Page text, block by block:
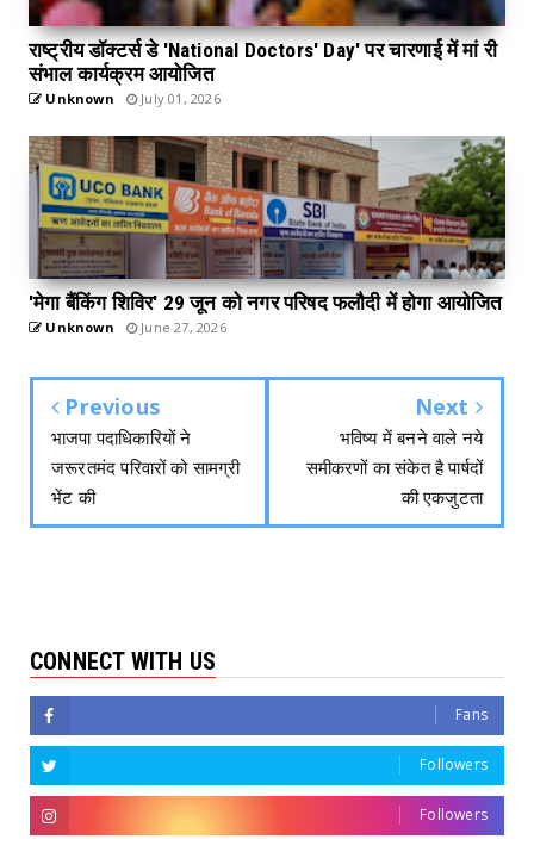
राष्ट्रीय डॉक्टर्स डे 'National Doctors' Day' पर चारणाई में मां री
संभाल कार्यक्रम आयोजित
Unknown July 01, 2026
'मेगा बैंकिंग शिविर' 29 जून को नगर परिषद फलौदी में होगा आयोजित
Unknown June 27, 2026
Previous
भाजपा पदाधिकारियों ने
जरूरतमंद परिवारों को सामग्री
भेंट की
Next
भविष्य में बनने वाले नये
समीकरणों का संकेत है पार्षदों
की एकजुटता
CONNECT WITH US
Fans
Followers
Followers